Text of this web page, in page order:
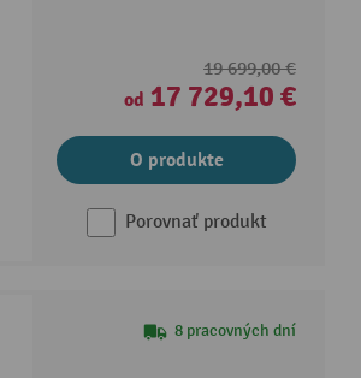
19 699,00 €
od 17 729,10 €
O produkte
Porovnať produkt
8 pracovných dní